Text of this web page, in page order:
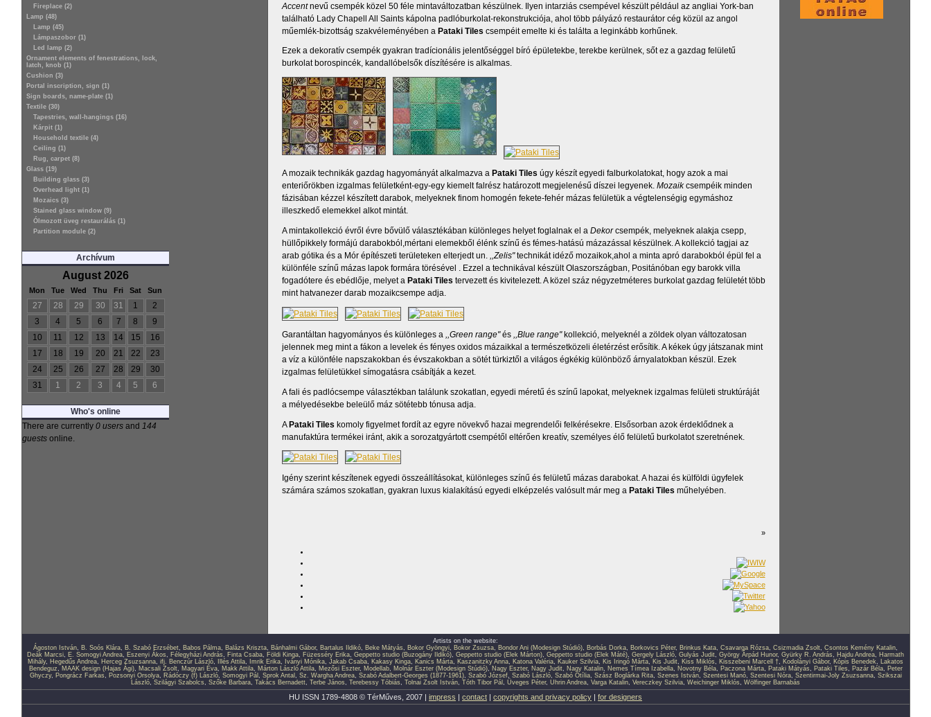
Fireplace (2)
Lamp (48)
Lamp (45)
Lámpaszobor (1)
Led lamp (2)
Ornament elements of fenestrations, lock,
latch, knob (1)
Cushion (3)
Portal inscription, sign (1)
Sign boards, name-plate (1)
Textile (30)
Tapestries, wall-hangings (16)
Kárpit (1)
Household textile (4)
Ceiling (1)
Rug, carpet (8)
Glass (19)
Building glass (3)
Overhead light (1)
Mozaics (3)
Stained glass window (9)
Ólmozott üveg restaurálás (1)
Partition module (2)
Archívum
August 2026
Mon Tue Wed Thu Fri Sat Sun
27 28 29 30 31 1
2
3
4 5 6 7 8
9
10
11 12 13 14 15
16
17
18 19 20 21 22
23
24
25 26 27 28 29
30
31
1 2 3 4 5 6
Who's online
There are currently 0 usersand 144
guestsonline.
Accentnevű csempék közel 50 féle mintaváltozatban készülnek. Ilyen intarziás csempével készült például az angliai York-ban
található Lady Chapell All Saints kápolna padlóburkolat-rekonstrukciója, ahol több pályázó restaurátor cég közül az angol
műemlék-bizottság szakvéleményében a Pataki Tiles csempéit emelte ki és találta a leginkább korhűnek.
Ezek a dekoratív csempék gyakran tradícionális jelentőséggel bíró épületekbe, terekbe kerülnek, sőt ez a gazdag felületű
burkolat borospincék, kandallóbelsők díszítésére is alkalmas.
A mozaik technikák gazdag hagyományát alkalmazva a Pataki Tiles úgy készít egyedi falburkolatokat, hogy azok a mai
enteriőrökben izgalmas felületként-egy-egy kiemelt falrész határozott megjelenésű díszei legyenek. Mozaikcsempéik minden
fázisában kézzel készített darabok, melyeknek finom homogén fekete-fehér mázas felületük a végtelenségig egymáshoz
illeszkedő elemekkel alkot mintát.
A mintakollekció évről évre bővülő választékában különleges helyet foglalnak el a Dekorcsempék, melyeknek alakja csepp,
hüllőpikkely formájú darabokból,mértani elemekből élénk színű és fémes-hatású mázazással készülnek. A kollekció tagjai az
arab gótika és a Mór építészeti területeken elterjedt un. ,,Zelis"technikát idéző mozaikok,ahol a minta apró darabokból épül fel a
különféle színű mázas lapok formára törésével . Ezzel a technikával készült Olaszországban, Positánóban egy barokk villa
fogadótere és ebédlője, melyet a Pataki Tiles tervezett és kivitelezett. A közel száz négyzetméteres burkolat gazdag felületét több
mint hatvanezer darab mozaikcsempe adja.
Garantáltan hagyományos és különleges a ,,Green range"és ,,Blue range"kollekció, melyeknél a zöldek olyan változatosan
jelennek meg mint a fákon a levelek és fényes oxidos mázaikkal a természetközeli életérzést erősítik. A kékek úgy játszanak mint
a víz a különféle napszakokban és évszakokban a sötét türkiztől a világos égkékig különböző árnyalatokban készül. Ezek
izgalmas felületükkel símogatásra csábítják a kezet.
A fali és padlócsempe választékban találunk szokatlan, egyedi méretű és színű lapokat, melyeknek izgalmas felületi struktúráját
a mélyedésekbe beleülő máz sötétebb tónusa adja.
APataki Tiles komoly figyelmet fordít az egyre növekvő hazai megrendelői felkérésekre. Elsősorban azok érdeklődnek a
manufaktúra termékei iránt, akik a sorozatgyártott csempétől eltérően kreatív, személyes élő felületű burkolatot szeretnének.
Igény szerint készítenek egyedi összeállításokat, különleges színű és felületű mázas darabokat. A hazai és külföldi ügyfelek
számára számos szokatlan, gyakran luxus kialakítású egyedi elképzelés valósult már meg a Pataki Tiles műhelyében.
»
Artists on the website:
Ágoston István, B. Soós Klára, B. Szabó Erzsébet, Babos Pálma, Balázs Kriszta, Bánhalmi Gábor, Bartalus Ildikó, Beke Mátyás, Bokor Gyöngyi, Bokor Zsuzsa, Bondor Ani (Modesign Stúdió), Borbás Dorka, Borkovics Péter, Brinkus Kata, Csavarga Rózsa, Csizmadia Zsolt, Csontos Kemény Katalin,
Deák Marcsi, E. Somogyi Andrea, Eszenyi Ákos, Félegyházi András, Finta Csaba, Földi Kinga, Füzesséry Erika, Geppetto studio (Buzogány Ildikó), Geppetto studio (Elek Márton), Geppetto studio (Elek Máté), Gergely László, Gulyás Judit, György Árpád Hunor, Gyürky R. András, Hajdu Andrea, Harmath
Mihály, Hegedűs Andrea, Herceg Zsuzsanna, ifj. Benczúr László, Illés Attila, Imrik Erika, Iványi Mónika, Jakab Csaba, Kakasy Kinga, Kanics Márta, Kaszanitzky Anna, Katona Valéria, Kauker Szilvia, Kis Iringó Márta, Kis Judit, Kiss Miklós, Kisszebeni Marcell †, Kodolányi Gábor, Kópis Benedek, Lakatos
Bendeguz, MAAK design (Hajas Ági), Macsali Zsolt, Magyari Éva, Makk Attila, Márton László Attila, Mezősi Eszter, Modellab, Molnár Eszter (Modesign Stúdió), Nagy Eszter, Nagy Judit, Nagy Katalin, Nemes Tímea Izabella, Novotny Béla, Paczona Márta, Pataki Mátyás, Pataki Tiles, Pazár Béla, Peter
Ghyczy, Pongrácz Farkas, Pozsonyi Orsolya, Rádóczy (f) László, Somogyi Pál , Sprok Antal , Sz. Wargha Andrea, Szabó Adalbert-Georges (1877-1961), Szabó József, Szabó László, Szabó Otília, Szász Boglárka Rita, Szenes István, Szentesi Manó, Szentesi Nóra, Szentirmai-Joly Zsuzsanna, Szikszai
László, Szilágyi Szabolcs, Szőke Barbara, Takács Bernadett, Terbe János, Terebessy Tóbiás, Tolnai Zsolt István, Tóth Tibor Pál , Üveges Péter, Uhrin Andrea, Varga Katalin, Vereczkey Szilvia, Weichinger Miklós, Wölfinger Barnabás
HU ISSN 1789-4808 © TérMűves, 2007 | impress | contact | copyrights and privacy policy | for designers